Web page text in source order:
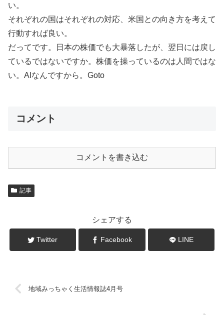
い。
それぞれの国はそれぞれの対応、米国との向き方を考えて
行動すれば良い。
だってです。日本の株価でも大暴落したが、翌日には戻し
ているではないですか。株価を操っているのは人間ではな
い。AIなんですから。Goto
コメント
コメントを書き込む
記事
シェアする
Twitter Facebook LINE
地域みっちゃく生活情報誌4月号